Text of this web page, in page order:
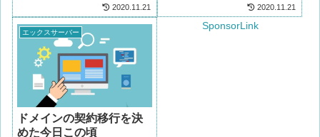
2020.11.21 2020.11.21
エックスサーバー
ドメインの契約移行を決
めた今日この頃
SponsorLink